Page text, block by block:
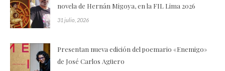
novela de Hernán Migoya, en la FIL Lima 2026
31 julio, 2026
Presentan nueva edición del poemario «Enemigo»
de José Carlos Agüero